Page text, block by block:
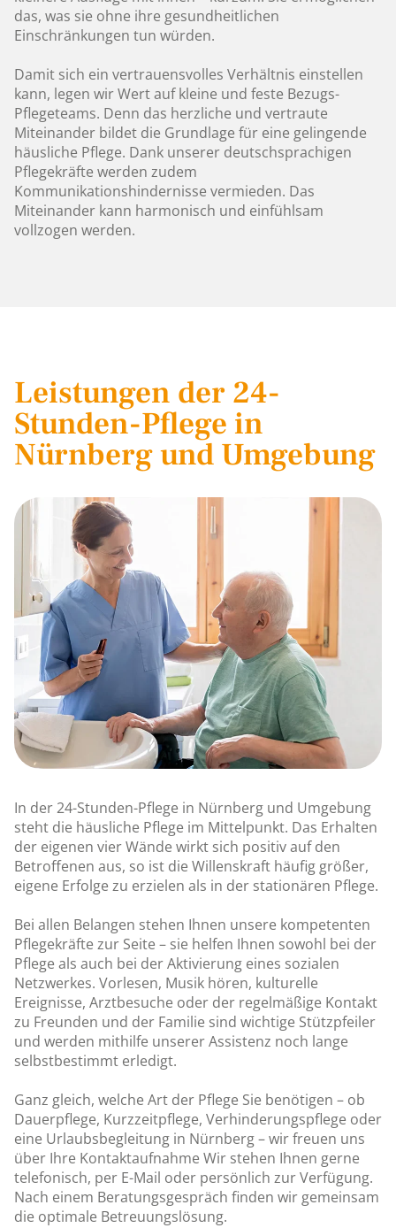
das, was sie ohne ihre gesundheitlichen
Einschränkungen tun würden.
Damit sich ein vertrauensvolles Verhältnis einstellen
kann, legen wir Wert auf kleine und feste Bezugs-
Pflegeteams. Denn das herzliche und vertraute
Miteinander bildet die Grundlage für eine gelingende
häusliche Pflege. Dank unserer deutschsprachigen
Pflegekräfte werden zudem
Kommunikationshindernisse vermieden. Das
Miteinander kann harmonisch und einfühlsam
vollzogen werden.
Leistungen der 24-
Stunden-Pflege in
Nürnberg und Umgebung
In der 24-Stunden-Pflege in Nürnberg und Umgebung
steht die häusliche Pflege im Mittelpunkt. Das Erhalten
der eigenen vier Wände wirkt sich positiv auf den
Betroffenen aus, so ist die Willenskraft häufig größer,
eigene Erfolge zu erzielen als in der stationären Pflege.
Bei allen Belangen stehen Ihnen unsere kompetenten
Pflegekräfte zur Seite – sie helfen Ihnen sowohl bei der
Pflege als auch bei der Aktivierung eines sozialen
Netzwerkes. Vorlesen, Musik hören, kulturelle
Ereignisse, Arztbesuche oder der regelmäßige Kontakt
zu Freunden und der Familie sind wichtige Stützpfeiler
und werden mithilfe unserer Assistenz noch lange
selbstbestimmt erledigt.
Ganz gleich, welche Art der Pflege Sie benötigen – ob
Dauerpflege, Kurzzeitpflege, Verhinderungspflege oder
eine Urlaubsbegleitung in Nürnberg – wir freuen uns
über Ihre Kontaktaufnahme Wir stehen Ihnen gerne
telefonisch, per E-Mail oder persönlich zur Verfügung.
Nach einem Beratungsgespräch finden wir gemeinsam
die optimale Betreuungslösung.